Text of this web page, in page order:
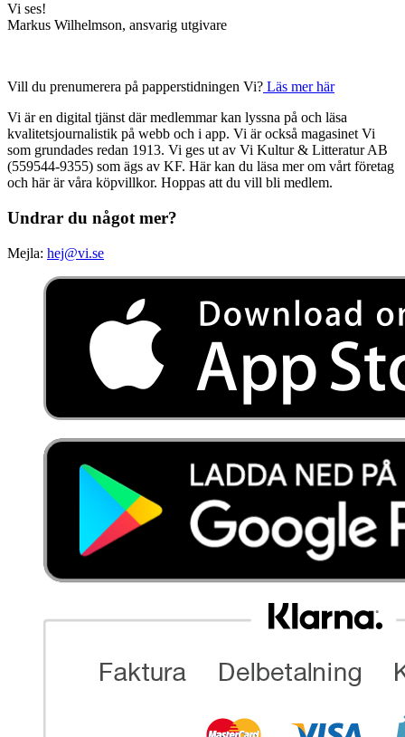
Vi ses!
Markus Wilhelmson, ansvarig utgivare
Vill du prenumerera på papperstidningen Vi? Läs mer här
Vi är en digital tjänst där medlemmar kan lyssna på och läsa
kvalitetsjournalistik på webb och i app. Vi är också magasinet Vi
som grundades redan 1913. Vi ges ut av Vi Kultur & Litteratur AB
(559544-9355) som ägs av KF. Här kan du läsa mer om vårt företag
och här är våra köpvillkor. Hoppas att du vill bli medlem.
Undrar du något mer?
Mejla: hej@vi.se